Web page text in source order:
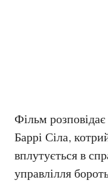
Фільм
Баррі Сіла,
вплутується в
управлілля